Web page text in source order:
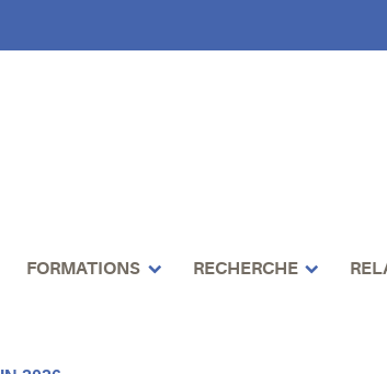
FORMATIONS RECHERCHE